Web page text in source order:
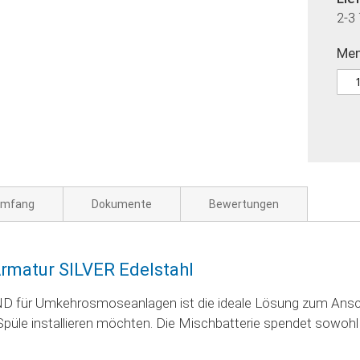
2-3
Dokumente Bewertungen
SILVER Edelstahl
für Umkehrosmoseanlagen ist die ideale Lösung zum
installieren möchten. Die Mischbatterie spendet